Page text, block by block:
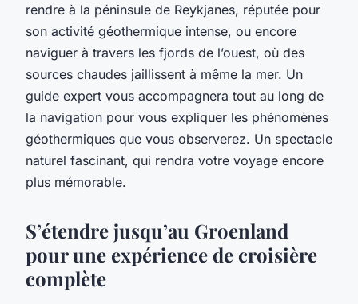
rendre à la péninsule de Reykjanes, réputée pour
son activité géothermique intense, ou encore
naviguer à travers les fjords de l’ouest, où des
sources chaudes jaillissent à même la mer. Un
guide expert vous accompagnera tout au long de
la navigation pour vous expliquer les phénomènes
géothermiques que vous observerez. Un spectacle
naturel fascinant, qui rendra votre voyage encore
plus mémorable.
S’étendre jusqu’au Groenland
pour une expérience de croisière
complète